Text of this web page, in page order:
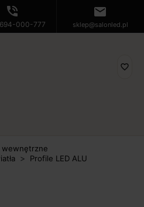
phone_in_talk
000-777
mail
sklep@salonled.pl
favorite_border
wewnętrzne
Profile LED ALU